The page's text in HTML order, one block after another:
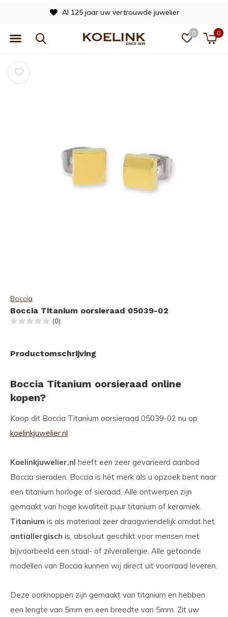
0 0
Al 125 jaar uw vertrouwde juwelier
Boccia
Boccia Titanium oorsieraad 05039-02
(0)
Productomschrijving
Boccia Titanium oorsieraad online
kopen?
Koop dit Boccia Titanium oorsieraad 05039-02 nu op
koelinkjuwelier.nl
Koelinkjuwelier.nl heeft een zeer gevarieerd aanbod
Boccia sieraden. Boccia is hét merk als u opzoek bent naar
een titanium horloge of sieraad. Alle ontwerpen zijn
gemaakt van hoge kwaliteit puur titanium of keramiek.
Titanium is als materiaal zeer draagvriendelijk omdat het
antiallergisch is, absoluut geschikt voor mensen met
bijvoorbeeld een staal- of zilverallergie. Alle getoonde
modellen van Boccia kunnen wij direct uit voorraad leveren.
Deze oorknoppen zijn gemaakt van titanium en hebben
een lengte van 5mm en een breedte van 5mm. Zit uw